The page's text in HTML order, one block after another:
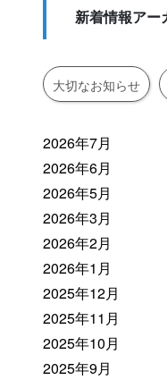
新着情報アー
大切なお知らせ
2026年7月
2026年6月
2026年5月
2026年3月
2026年2月
2026年1月
2025年12月
2025年11月
2025年10月
2025年9月